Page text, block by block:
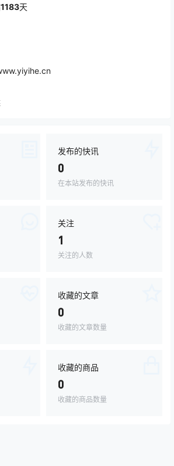
1183天
发布的快讯
0
在本站发布的快讯
关注
1
关注的人数
收藏的文章
0
收藏的文章数量
收藏的商品
0
收藏的商品数量